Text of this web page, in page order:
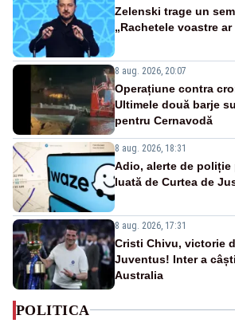
Zelenski trage un
„Rachetele voastre
8 aug. 2026, 20:07
Operațiune contra
Ultimele două barje
pentru Cernavodă
8 aug. 2026, 18:31
Adio, alerte de poliție
luată de Curtea de
8 aug. 2026, 17:31
Cristi Chivu, victorie
Juventus! Inter a
Australia
POLITICA